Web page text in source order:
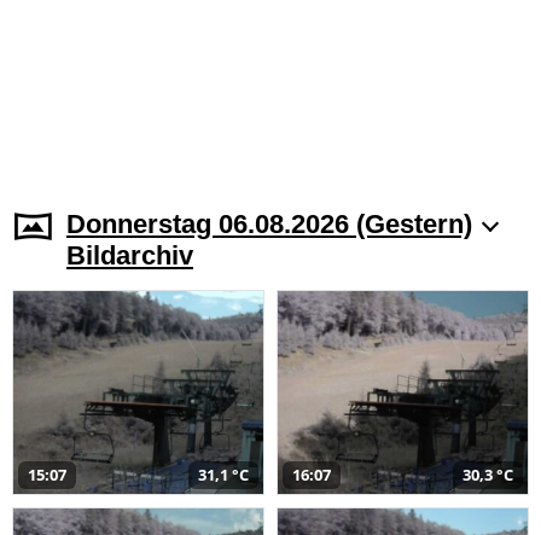
Donnerstag 06.08.2026 (Gestern)
Bildarchiv
15:07 31,1 °C 16:07 30,3 °C